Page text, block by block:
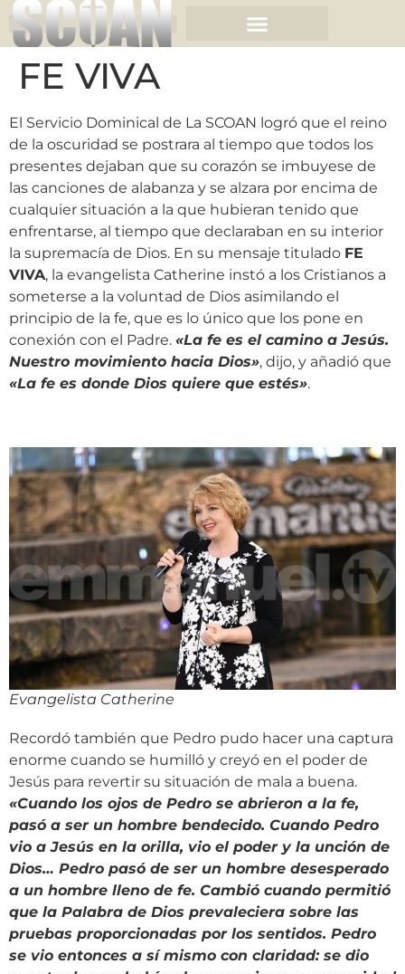
FE VIVA
El Servicio Dominical de La SCOAN logró que el reino
de la oscuridad se postrara al tiempo que todos los
presentes dejaban que su corazón se imbuyese de
las canciones de alabanza y se alzara por encima de
cualquier situación a la que hubieran tenido que
enfrentarse, al tiempo que declaraban en su interior
la supremacía de Dios. En su mensaje titulado FE
VIVA, la evangelista Catherine instó a los Cristianos a
someterse a la voluntad de Dios asimilando el
principio de la fe, que es lo único que los pone en
conexión con el Padre. «La fe es el camino a Jesús.
Nuestro movimiento hacia Dios», dijo, y añadió que
«La fe es donde Dios quiere que estés».
Evangelista Catherine
Recordó también que Pedro pudo hacer una captura
enorme cuando se humilló y creyó en el poder de
Jesús para revertir su situación de mala a buena.
«Cuando los ojos de Pedro se abrieron a la fe,
pasó a ser un hombre bendecido. Cuando Pedro
vio a Jesús en la orilla, vio el poder y la unción de
Dios… Pedro pasó de ser un hombre desesperado
a un hombre lleno de fe. Cambió cuando permitió
que la Palabra de Dios prevaleciera sobre las
pruebas proporcionadas por los sentidos. Pedro
se vio entonces a sí mismo con claridad: se dio